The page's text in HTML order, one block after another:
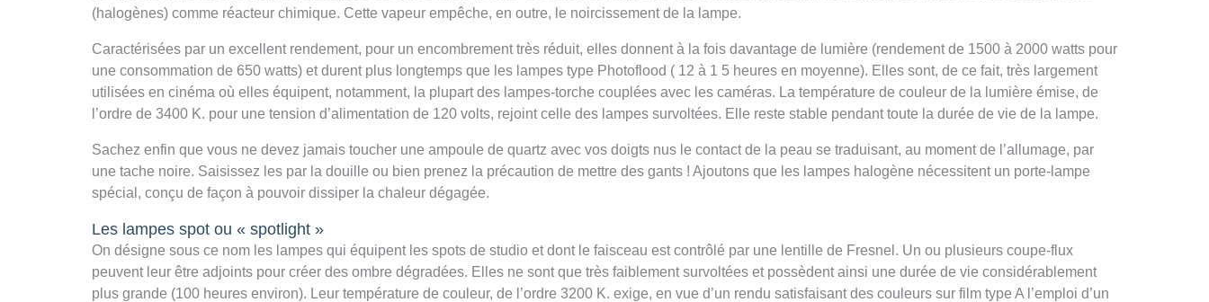
(halogènes) comme réacteur chimique. Cette vapeur empêche, en outre, le noircissement de la lampe.
Caractérisées par un excellent rendement, pour un encombrement très réduit, elles donnent à la fois davantage de lumière (rendement de 1500 à 2000 watts pour
une consommation de 650 watts) et durent plus longtemps que les lampes type Photoflood ( 12 à 1 5 heures en moyenne). Elles sont, de ce fait, très largement
utilisées en cinéma où elles équipent, notamment, la plupart des lampes-torche couplées avec les caméras. La température de couleur de la lumière émise, de
l’ordre de 3400 K. pour une tension d’alimentation de 120 volts, rejoint celle des lampes survoltées. Elle reste stable pendant toute la durée de vie de la lampe.
Sachez enfin que vous ne devez jamais toucher une ampoule de quartz avec vos doigts nus le contact de la peau se traduisant, au moment de l’allumage, par
une tache noire. Saisissez les par la douille ou bien prenez la précaution de mettre des gants ! Ajoutons que les lampes halogène nécessitent un porte-lampe
spécial, conçu de façon à pouvoir dissiper la chaleur dégagée.
Les lampes spot ou « spotlight »
On désigne sous ce nom les lampes qui équipent les spots de studio et dont le faisceau est contrôlé par une lentille de Fresnel. Un ou plusieurs coupe-flux
peuvent leur être adjoints pour créer des ombre dégradées. Elles ne sont que très faiblement survoltées et possèdent ainsi une durée de vie considérablement
plus grande (100 heures environ). Leur température de couleur, de l’ordre 3200 K. exige, en vue d’un rendu satisfaisant des couleurs sur film type A l’emploi d’un